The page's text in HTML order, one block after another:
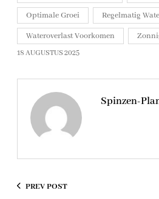
Optimale Groei
Regelmatig
Wateroverlast Voorkomen
18 AUGUSTUS 2025
Spinzen-
PREV POST